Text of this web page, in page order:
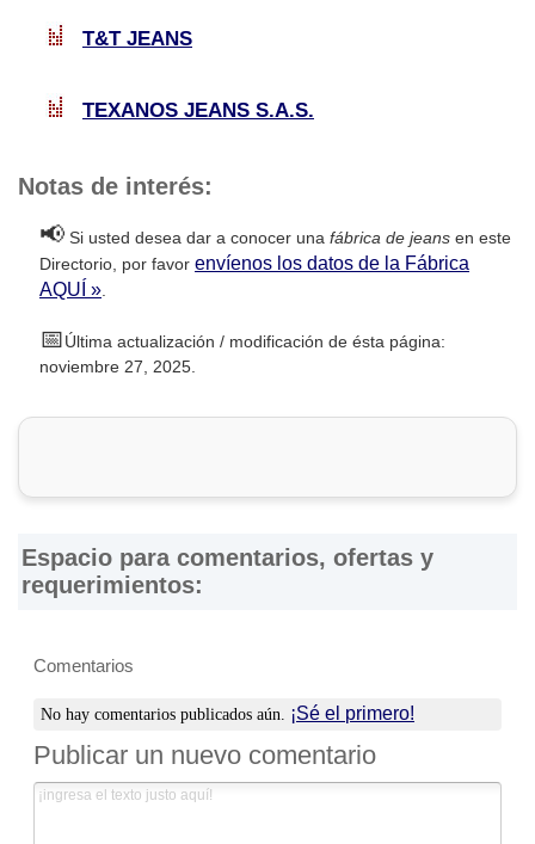
T&T JEANS
TEXANOS JEANS S.A.S.
Notas de interés:
📢 Si usted desea dar a conocer una fábrica de jeans en este
Directorio, por favor envíenos los datos de la Fábrica
AQUÍ »
📅Última actualización / modificación de ésta página:
noviembre 27, 2025.
Espacio para comentarios, ofertas y
requerimientos:
Comentarios
No hay comentarios publicados aún. ¡Sé el primero!
Publicar un nuevo comentario